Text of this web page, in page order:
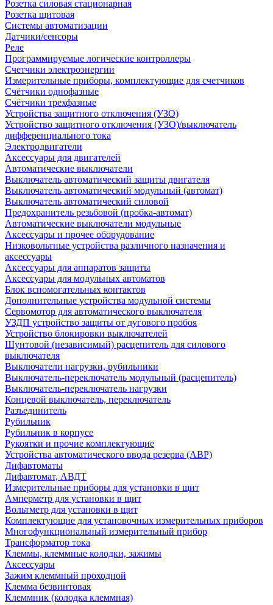
Розетка силовая стационарная
Розетка щитовая
Системы автоматизации
Датчики/сенсоры
Реле
Программируемые логические контроллеры
Счетчики электроэнергии
Измерительные приборы, комплектующие для счетчиков
Счётчики однофазные
Счётчики трехфазные
Устройства защитного отключения (УЗО)
Устройство защитного отключения (УЗО)/выключатель
дифференциального тока
Электродвигатели
Аксессуары для двигателей
Автоматические выключатели
Выключатель автоматический защиты двигателя
Выключатель автоматический модульный (автомат)
Выключатель автоматический силовой
Предохранитель резьбовой (пробка-автомат)
Автоматические выключатели модульные
Аксессуары и прочее оборудование
Низковольтные устройства различного назначения и
аксессуары
Аксессуары для аппаратов защиты
Аксессуары для модульных автоматов
Блок вспомогательных контактов
Дополнительные устройства модульной системы
Сервомотор для автоматического выключателя
УЗДП устройство защиты от дугового пробоя
Устройство блокировки выключателей
Шунтовой (независимый) расцепитель для силового
выключателя
Выключатели нагрузки, рубильники
Выключатель-переключатель модульный (расцепитель)
Выключатель-переключатель нагрузки
Концевой выключатель, переключатель
Разъединитель
Рубильник
Рубильник в корпусе
Рукоятки и прочие комплектующие
Устройства автоматического ввода резерва (АВР)
Дифавтоматы
Дифавтомат, АВДТ
Измерительные приборы для установки в щит
Амперметр для установки в щит
Вольтметр для установки в щит
Комплектующие для установочных измерительных приборов
Многофункциональный измерительный прибор
Трансформатор тока
Клеммы, клеммные колодки, зажимы
Аксессуары
Зажим клеммный проходной
Клемма безвинтовая
Клеммник (колодка клеммная)